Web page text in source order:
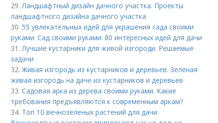
29. Ландшафтный дизайн дачного участка. Проекты
ландшафтного дизайна дачного участка
30. 55 увлекательных идей для украшения сада своими
руками. Сад своими руками: 80 интересных идей для дачи
31. Лучшие кустарники для живой изгороди. Решаемые
задачи
32.Живая изгородь из кустарников и деревьев. Зеленая
живая изгородь на даче из кустарников и деревьев
33.Садовая арка из дерева своими руками. Какие
требования предъявляются к современным аркам?
34. Топ 10 вечнозеленых растений для дачи.